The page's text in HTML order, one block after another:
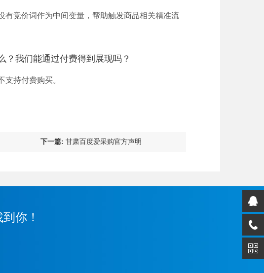
竞价词作为中间变量，帮助触发商品相关精准流
我们能通过付费得到展现吗？
持付费购买。
下一篇: 甘肃百度爱采购官方声明
你！